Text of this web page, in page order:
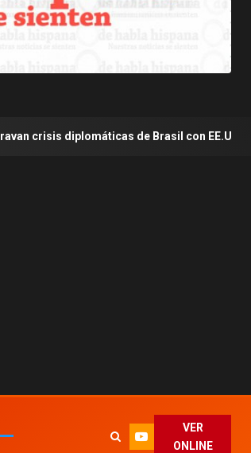
de Brasil con EE.UU. y Argentina
VER
ONLINE